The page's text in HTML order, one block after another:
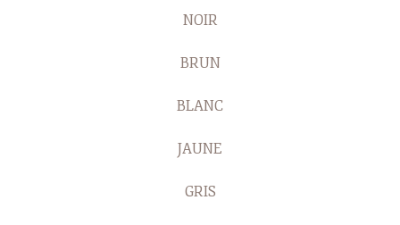
NOIR
BRUN
BLANC
JAUNE
GRIS